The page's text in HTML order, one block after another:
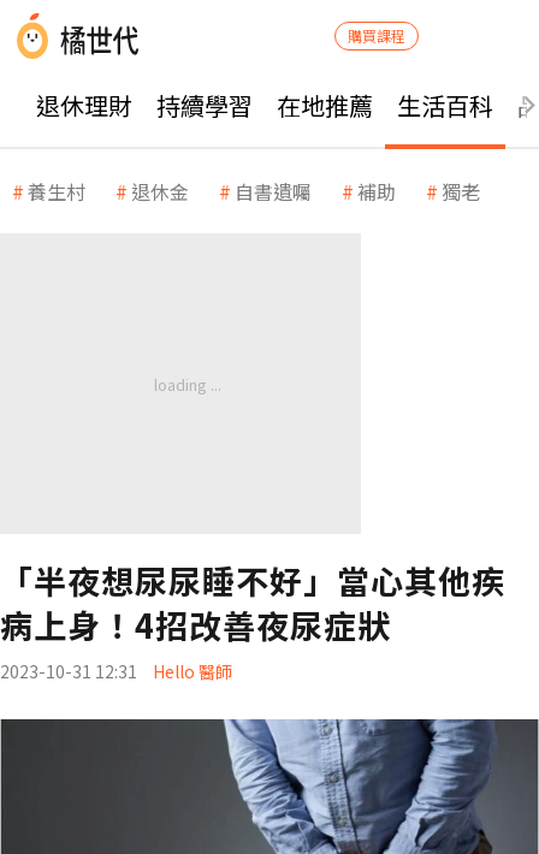
購買課程
退休理財 持續學習 在地推薦 生活百科
養生村 退休金 自書遺囑 補助 獨老
「半夜想尿尿睡不好」當心其他疾
病上身！4招改善夜尿症狀
2023-10-31 12:31 Hello 醫師